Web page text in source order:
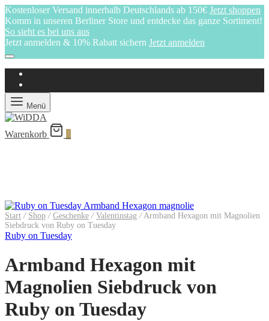
Kostenloser Versand innerhalb Deutschlands ab 150€ Jetzt shoppen
Komm in unseren Berliner Store und entdecke das ganze Sortiment!
So sieht es bei uns aus
Jetzt anmelden & 10% Rabatt sichern Jetzt anmelden
Menü
Warenkorb
Start / Shop / Geschenke / Valentinstag /Armband Hexagon mit Magnolien
Siebdruck von Ruby on Tuesday
Ruby on Tuesday
Armband Hexagon mit
Magnolien Siebdruck von
Ruby on Tuesday